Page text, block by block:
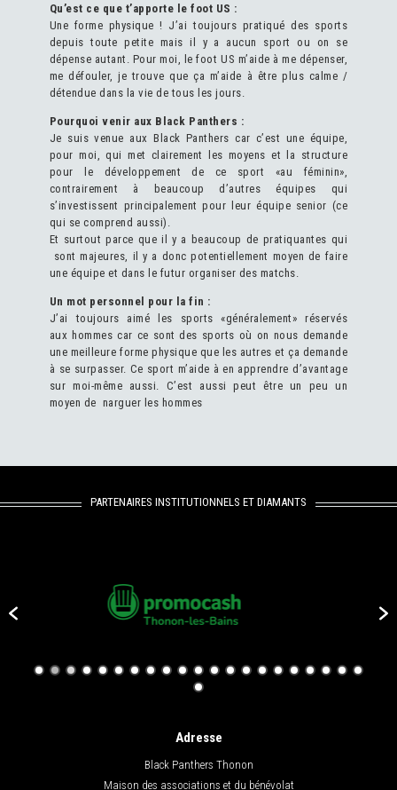
Qu’est ce que t’apporte le foot US :
Une forme physique ! J’ai toujours pratiqué des sports
depuis toute petite mais il y a aucun sport ou on se
dépense autant. Pour moi, le foot US m’aide à me dépenser,
me défouler, je trouve que ça m’aide à être plus calme /
détendue dans la vie de tous les jours.
Pourquoi venir aux Black Panthers :
Je suis venue aux Black Panthers car c’est une équipe,
pour moi, qui met clairement les moyens et la structure
pour le développement de ce sport «au féminin»,
contrairement à beaucoup d’autres équipes qui
s’investissent principalement pour leur équipe senior (ce
qui se comprend aussi).
Et surtout parce que il y a beaucoup de pratiquantes qui
sont majeures, il y a donc potentiellement moyen de faire
une équipe et dans le futur organiser des matchs.
Un mot personnel pour la fin :
J’ai toujours aimé les sports «généralement» réservés
aux hommes car ce sont des sports où on nous demande
une meilleure forme physique que les autres et ça demande
à se surpasser. Ce sport m’aide à en apprendre d’avantage
sur moi-même aussi. C’est aussi peut être un peu un
moyen de narguer les hommes
PARTENAIRES INSTITUTIONNELS ET DIAMANTS
Adresse
Black Panthers Thonon
Maison des associations et du bénévolat